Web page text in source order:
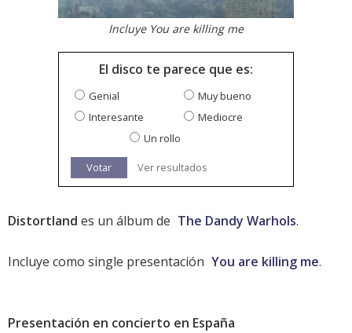
Incluye You are killing me
El disco te parece que es:
Genial
Muy bueno
Interesante
Mediocre
Un rollo
Votar Ver resultados
Distortland es un álbum de The Dandy Warhols.
Incluye como single presentación You are killing me.
Presentación en concierto en España